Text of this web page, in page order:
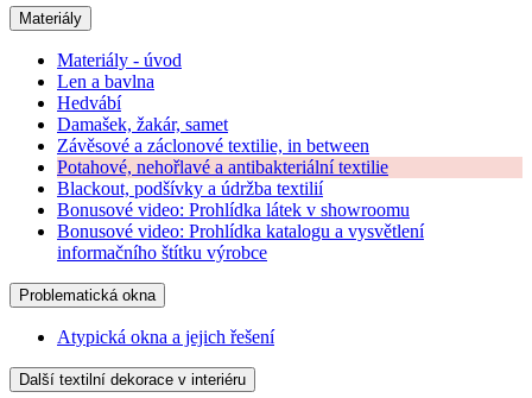
Materiály
Materiály - úvod
Len a bavlna
Hedvábí
Damašek, žakár, samet
Závěsové a záclonové textilie, in between
Potahové, nehořlavé a antibakteriální textilie
Blackout, podšívky a údržba textilií
Bonusové video: Prohlídka látek v showroomu
Bonusové video: Prohlídka katalogu a vysvětlení
informačního štítku výrobce
Problematická okna
Atypická okna a jejich řešení
Další textilní dekorace v interiéru